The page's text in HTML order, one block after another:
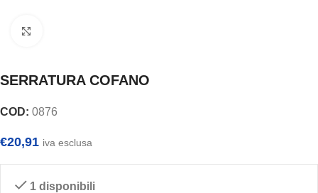
SERRATURA COFANO
COD: 0876
€20,91 iva esclusa
1 disponibili